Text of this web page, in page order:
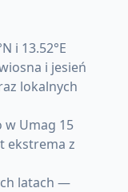
i 13.52°E
i jesień
lokalnych
w Umag 15
ekstrema z
latach —